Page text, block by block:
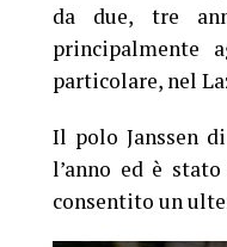
da due, tre
principalmente
particolare, nel
Il polo Janssen
l’anno ed è
consentito un